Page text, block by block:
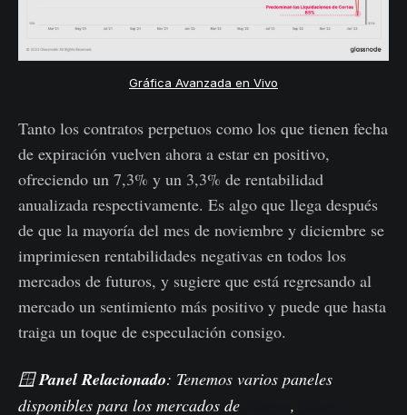
Gráfica Avanzada en Vivo
Tanto los contratos perpetuos como los que tienen fecha
de expiración vuelven ahora a estar en positivo,
ofreciendo un 7,3% y un 3,3% de rentabilidad
anualizada respectivamente. Es algo que llega después
de que la mayoría del mes de noviembre y diciembre se
imprimiesen rentabilidades negativas en todos los
mercados de futuros, y sugiere que está regresando al
mercado un sentimiento más positivo y puede que hasta
traiga un toque de especulación consigo.
🪟 Panel Relacionado: Tenemos varios paneles
disponibles para los mercados de
,